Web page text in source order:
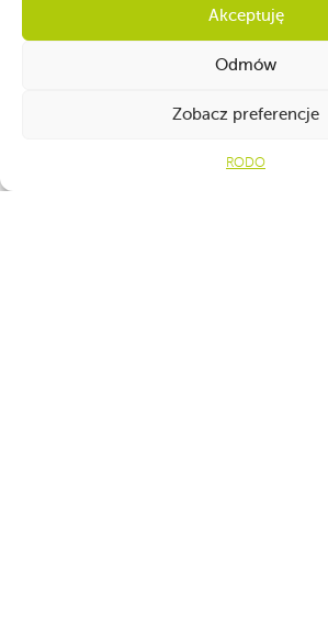
Akceptuję
Odmów
Zobacz preferencje
RODO